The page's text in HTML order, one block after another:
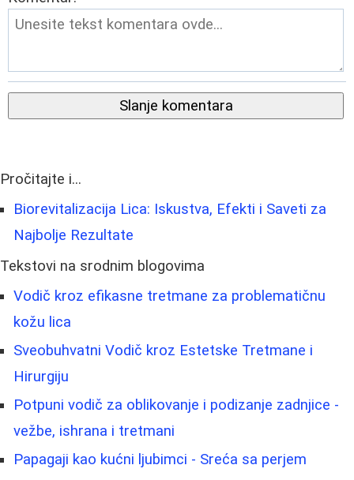
Slanje komentara
Pročitajte i...
Biorevitalizacija Lica: Iskustva, Efekti i Saveti za
Najbolje Rezultate
Tekstovi na srodnim blogovima
Vodič kroz efikasne tretmane za problematičnu
kožu lica
Sveobuhvatni Vodič kroz Estetske Tretmane i
Hirurgiju
Potpuni vodič za oblikovanje i podizanje zadnjice -
vežbe, ishrana i tretmani
Papagaji kao kućni ljubimci - Sreća sa perjem